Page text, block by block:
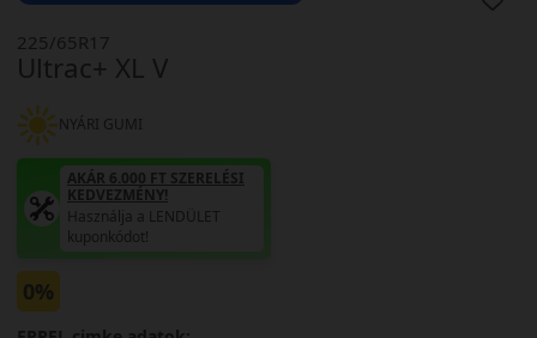
Ultrac+ XL V
225/65R17
NYÁRI GUMI
AKÁR 6.000 FT SZERELÉSI
KEDVEZMÉNY!
Használja a LENDÜLET
kuponkódot!
0%